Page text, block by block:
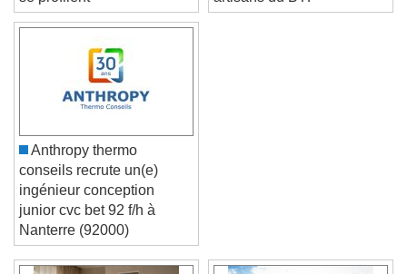
se profilent
artisans du BTP
Anthropy thermo
conseils recrute un(e)
ingénieur conception
junior cvc bet 92 f/h à
Nanterre (92000)